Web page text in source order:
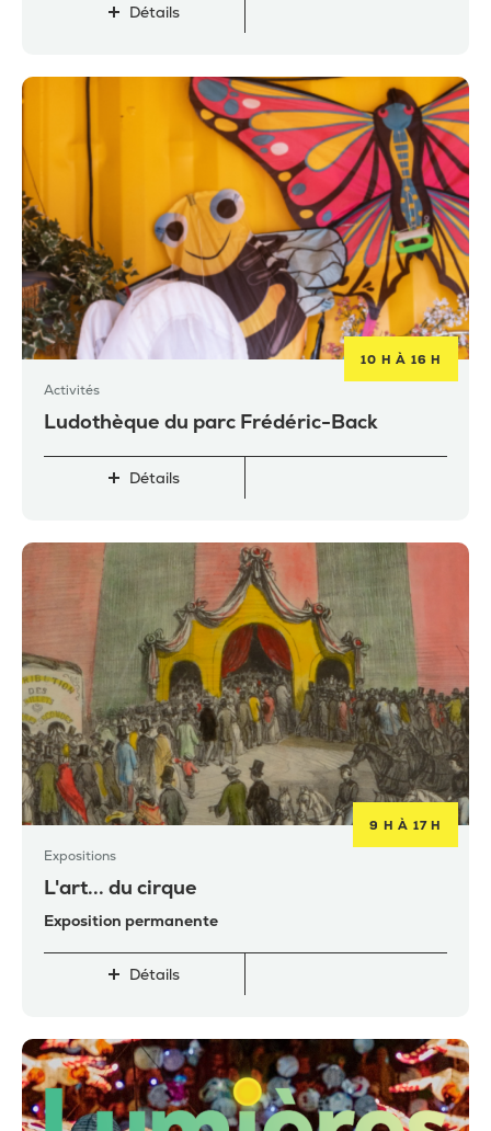
Détails
10 H À 16 H
Activités
Ludothèque du parc Frédéric-Back
Détails
9 H À 17 H
Expositions
L'art... du cirque
Exposition permanente
Détails